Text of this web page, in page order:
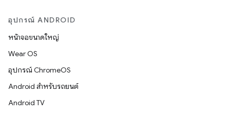
อุปกรณ์ ANDROID
หน้าจอขนาดใหญ่
Wear OS
อุปกรณ์ ChromeOS
Android สำหรับรถยนต์
Android TV